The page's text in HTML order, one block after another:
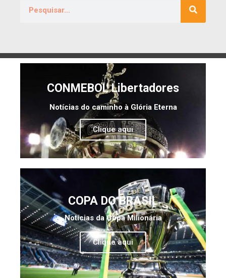
CONMEBOL Libertadores
Notícias do caminho à Glória Eterna
Clique aqui
COPA DO BRASIL
Notícias da Copa Milionária
Clique aqui